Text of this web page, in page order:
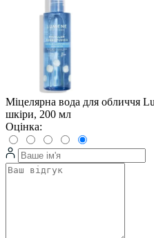
Міцелярна вода для обличчя
шкіри, 200 мл
Оцінка: